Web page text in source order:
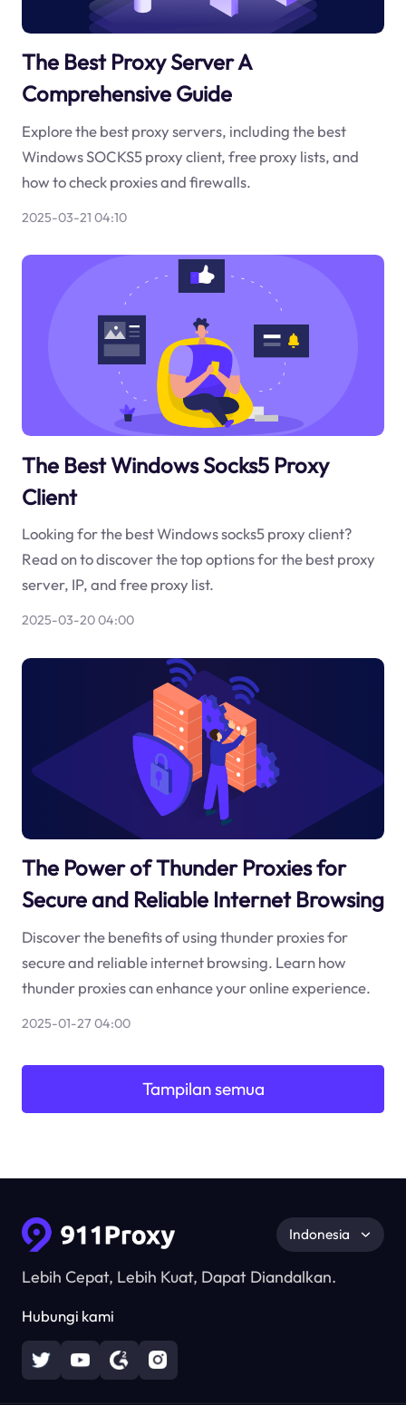
The Best Proxy Server A
Comprehensive Guide
Explore the best proxy servers, including the best
Windows SOCKS5 proxy client, free proxy lists, and
how to check proxies and firewalls.
2025-03-21 04:10
The Best Windows Socks5 Proxy
Client
Looking for the best Windows socks5 proxy client?
Read on to discover the top options for the best proxy
server, IP, and free proxy list.
2025-03-20 04:00
The Power of Thunder Proxies for
Secure and Reliable Internet Browsing
Discover the benefits of using thunder proxies for
secure and reliable internet browsing. Learn how
thunder proxies can enhance your online experience.
2025-01-27 04:00
Tampilan semua
Lebih Cepat, Lebih Kuat, Dapat Diandalkan.
Hubungi kami
Indonesia